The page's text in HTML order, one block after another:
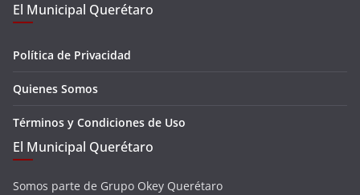
El Municipal Querétaro
Política de Privacidad
Quienes Somos
Términos y Condiciones de Uso
El Municipal Querétaro
Somos parte de Grupo Okey Querétaro